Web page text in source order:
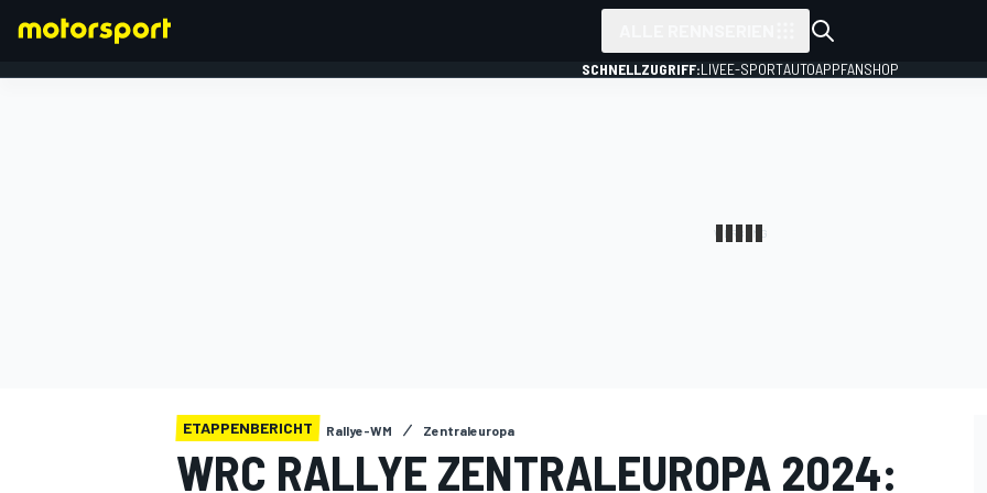
SCHNELLZUGRIFF:LIVEE-SPORTAUTOAPPFANSHOP
ETAPPENBERICHT Rallye-WM Zentraleuropa
WRC RALLYE ZENTRALEUROPA 2024: